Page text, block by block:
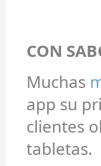
CON
Muchas
app su
clientes
tabletas.